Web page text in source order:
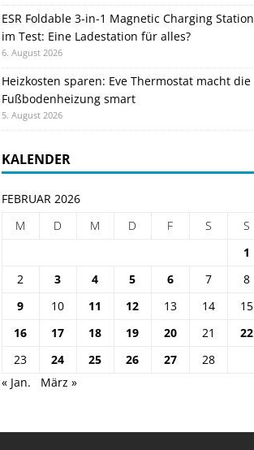
ESR Foldable 3-in-1 Magnetic Charging Station
im Test: Eine Ladestation für alles?
6. August 2026
Heizkosten sparen: Eve Thermostat macht die
Fußbodenheizung smart
5. August 2026
KALENDER
FEBRUAR 2026
M
D M D F S
S
1
2
3 4 5 6 7
8
9
10 11 12 13 14
15
16
17 18 19 20 21
22
23
24 25 26 27
28
« Jan.
März »